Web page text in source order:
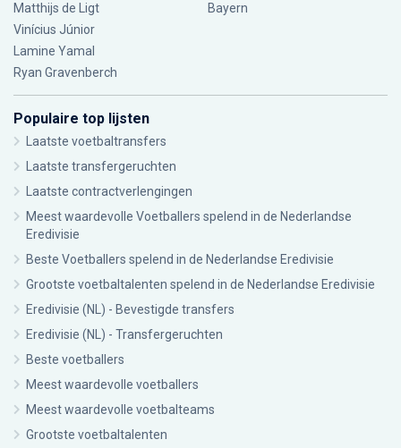
Matthijs de Ligt
Vinícius Júnior
Lamine Yamal
Ryan Gravenberch
Bayern
Populaire top lijsten
Laatste voetbaltransfers
Laatste transfergeruchten
Laatste contractverlengingen
Meest waardevolle Voetballers spelend in de Nederlandse
Eredivisie
Beste Voetballers spelend in de Nederlandse Eredivisie
Grootste voetbaltalenten spelend in de Nederlandse Eredivisie
Eredivisie (NL) - Bevestigde transfers
Eredivisie (NL) - Transfergeruchten
Beste voetballers
Meest waardevolle voetballers
Meest waardevolle voetbalteams
Grootste voetbaltalenten